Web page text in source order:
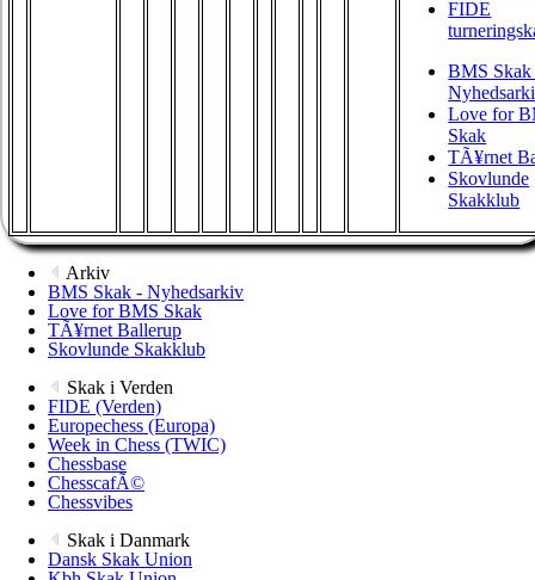
FIDE
BMS Skak
Love for
Skak
TÃ¥rnet
Skovlunde
Skakklub
Arkiv
BMS Skak - Nyhedsarkiv
Love for BMS Skak
TÃ¥rnet Ballerup
Skovlunde Skakklub
Skak i Verden
FIDE (Verden)
Europechess (Europa)
Week in Chess (TWIC)
Chessbase
ChesscafÃ©
Chessvibes
Skak i Danmark
Dansk Skak Union